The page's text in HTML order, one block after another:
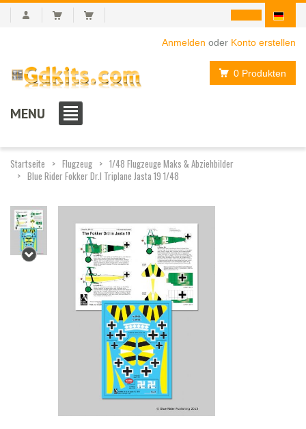
Anmelden oder Konto erstellen
0 Produkten
MENU
Startseite Flugzeug
1/48 Flugzeuge Maks & Abziehbilder
Blue Rider Fokker Dr.I Triplane Jasta 19 1/48